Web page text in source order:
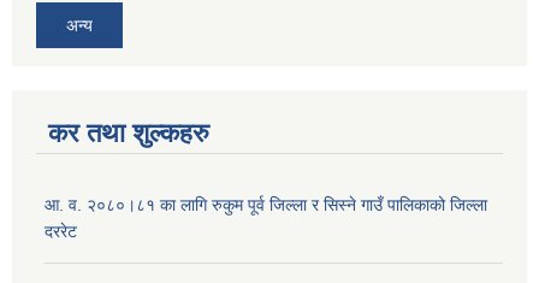
अन्य
कर तथा शुल्कहरु
आ. व. २०८०।८१ का लागि रुकुम पूर्व जिल्ला र सिस्ने गाउँ पालिकाको जिल्ला
दररेट